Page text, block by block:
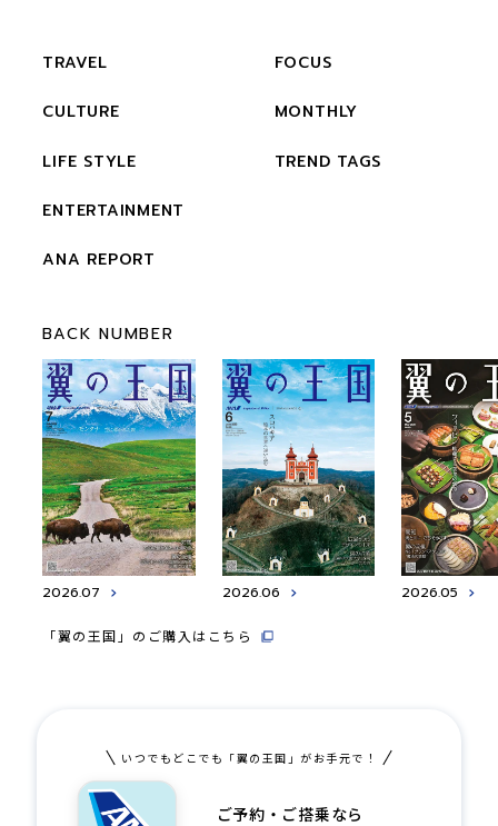
TRAVEL
CULTURE
LIFE STYLE
ENTERTAINMENT
ANA REPORT
FOCUS
MONTHLY
TREND TAGS
BACK NUMBER
2026.07 2026.06 2026.05
「翼の王国」のご購入はこちら
いつでもどこでも「翼の王国」がお手元で！
ご予約・ご搭乗なら